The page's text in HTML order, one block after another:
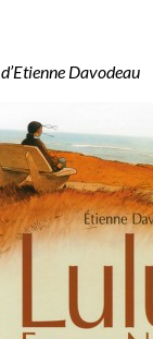
d’Etienne Davodeau